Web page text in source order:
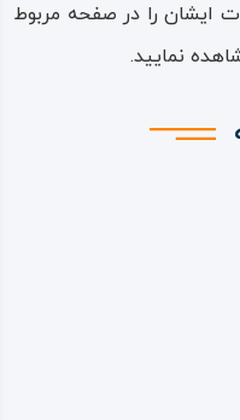
ایشان را در صفحه مربوط
نمایید.